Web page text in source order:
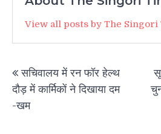
View all posts by The
Post
navigation
सचिवालय में रन फॉर हेल्थ
दौड़ में कार्मिकों ने दिखाया दम
-खम